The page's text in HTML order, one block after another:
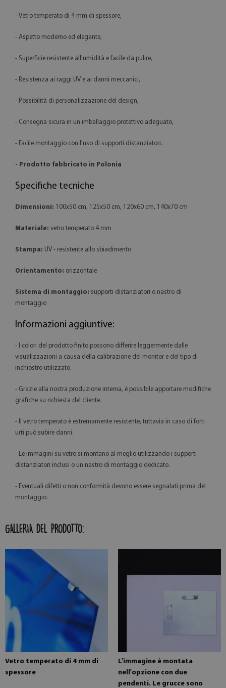
- Vetro temperato di 4 mm di spessore,
- Aspetto moderno ed elegante,
- Superficie resistente all'umidità e facile da pulire,
- Resistenza ai raggi UV e ai danni meccanici,
- Possibilità di personalizzazione del design,
- Consegna sicura in un imballaggio protettivo adeguato,
- Facile montaggio con l'uso di supporti distanziatori.
- Prodotto fabbricato in Polonia
Specifiche tecniche
Dimensioni: 100x50 cm, 125x50 cm, 120x60 cm, 140x70 cm
Materiale: vetro temperato 4 mm
Stampa: UV - resistente allo sbiadimento
Orientamento: orizzontale
Sistema di montaggio: supporti distanziatori o nastro di
montaggio
Informazioni aggiuntive:
- I colori del prodotto finito possono differire leggermente dalle
visualizzazioni a causa della calibrazione del monitor e del tipo di
inchiostro utilizzato.
- Grazie alla nostra produzione interna, è possibile apportare modifiche
grafiche su richiesta del cliente.
- Il vetro temperato è estremamente resistente, tuttavia in caso di forti
urti può subire danni.
- Le immagini su vetro si montano al meglio utilizzando i supporti
distanziatori inclusi o un nastro di montaggio dedicato.
- Eventuali difetti o non conformità devono essere segnalati prima del
montaggio.
GALLERIA DEL PRODOTTO:
Vetro temperato di 4 mm di
spessore
L'immagine è montata
nell'opzione con due
pendenti. Le grucce sono